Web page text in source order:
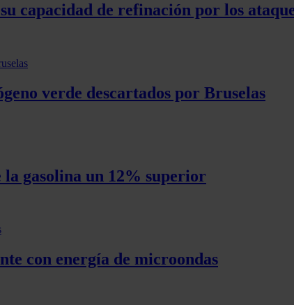
capacidad de refinación por los
verde descartados por Bruselas
la gasolina un 12% superior
con energía de microondas